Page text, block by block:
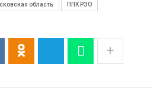
область ППК РЭО